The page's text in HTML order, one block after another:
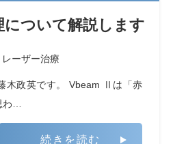
ついて解説します
レーザー治療
木政英です。 Vbeam Ⅱは「赤
…
続きを読む